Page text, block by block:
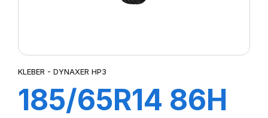
KLEBER - DYNAXER HP3
185/65R14 86H